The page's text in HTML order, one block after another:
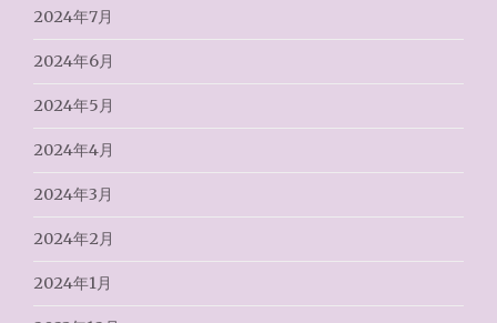
2024年7月
2024年6月
2024年5月
2024年4月
2024年3月
2024年2月
2024年1月